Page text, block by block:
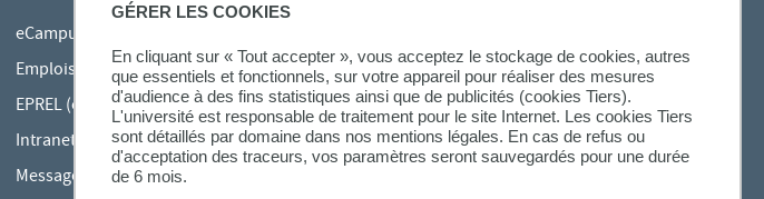
GÉRER LES COOKIES
En cliquant sur « Tout accepter », vous acceptez le stockage de cookies, autres
que essentiels et fonctionnels, sur votre appareil pour réaliser des mesures
d'audience à des fins statistiques ainsi que de publicités (cookies Tiers).
L'université est responsable de traitement pour le site Internet. Les cookies Tiers
sont détaillés par domaine dans nos mentions légales. En cas de refus ou
d'acceptation des traceurs, vos paramètres seront sauvegardés pour une durée
de 6 mois.
eCampus
Emplois du temps en ligne
EPREL (cours en ligne)
Intranet des personnels
Messagerie étudiante